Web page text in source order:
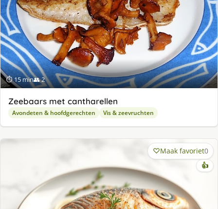
⏱ 15 min👥 2
Zeebaars met cantharellen
Avondeten & hoofdgerechten Vis & zeevruchten
Maak favoriet0
👍